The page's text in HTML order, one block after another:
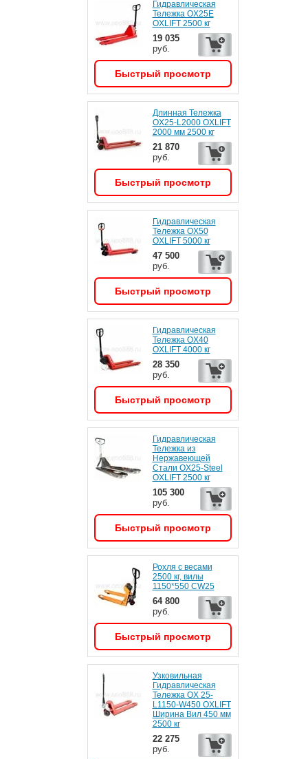
Гидравлическая
Тележка OX25E
OXLIFT 2500 кг
19 035
руб.
Быстрый просмотр
Длинная Тележка
OX25-L2000 OXLIFT
2000 мм 2500 кг
21 870
руб.
Быстрый просмотр
Гидравлическая
Тележка OX50
OXLIFT 5000 кг
47 500
руб.
Быстрый просмотр
Гидравлическая
Тележка OX40
OXLIFT 4000 кг
28 350
руб.
Быстрый просмотр
Гидравлическая
Тележка из
Нержавеющей
Стали OX25-Steel
OXLIFT 2500 кг
105 300
руб.
Быстрый просмотр
Рохля с весами
2500 кг, вилы
1150*550 CW25
64 800
руб.
Быстрый просмотр
Узковильная
Гидравлическая
Тележка OX 25-
L1150-W450 OXLIFT
Ширина Вил 450 мм
2500 кг
22 275
руб.